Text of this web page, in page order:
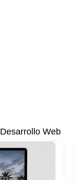
Desarrollo Web